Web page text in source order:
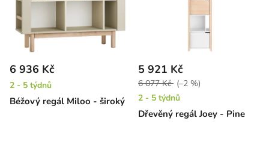
Béžový regál Miloo - široký
6 936 Kč
2 - 5 týdnů
Dřevěný regál Joey - Pine
5 921 Kč
6 077 Kč (–2 %)
2 - 5 týdnů